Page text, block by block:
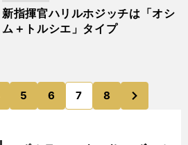
新指揮官ハリルホジッチは「オシ
ム＋トルシエ」タイプ
5 6 7 8
のページへ